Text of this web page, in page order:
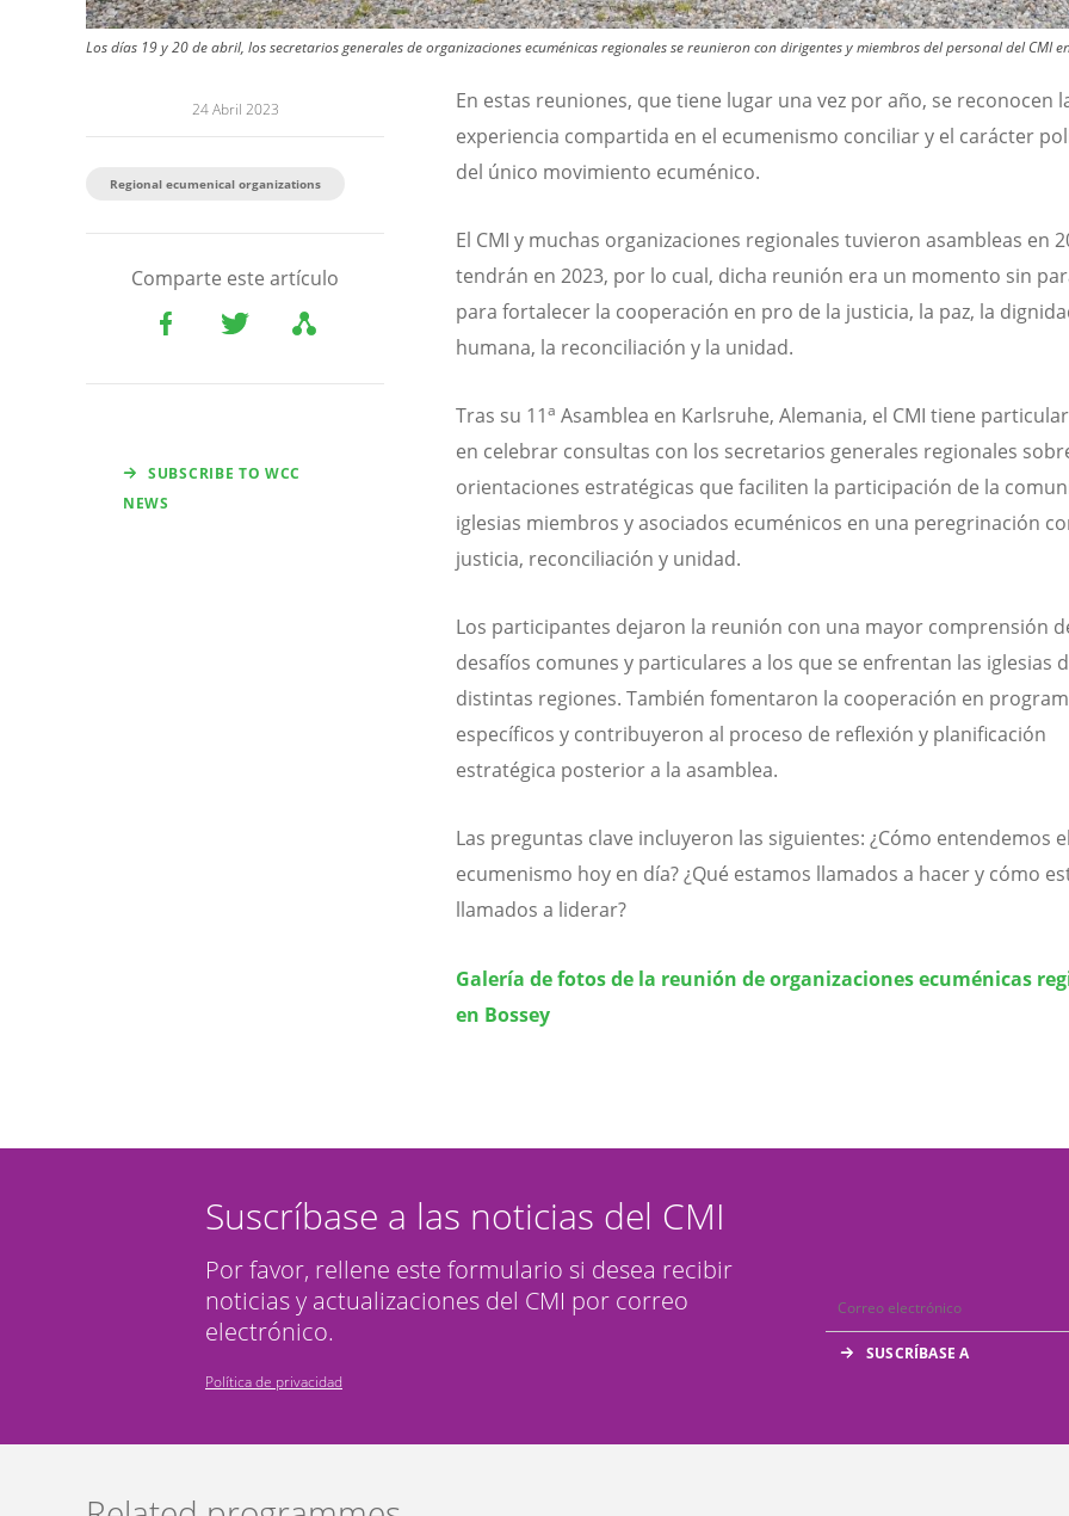
Los días 19 y 20 de abril, los secretarios generales de organizaciones ecuménicas regionales se reunieron con dirigentes y miembros del personal del CMI
24 Abril 2023
Regional ecumenical organizations
Comparte este artículo
SUBSCRIBE TO WCC
NEWS
En estas reuniones, que tiene lugar una vez por año, se reconocen
experiencia compartida en el ecumenismo conciliar y el carácter
del único movimiento ecuménico.
El CMI y muchas organizaciones regionales tuvieron asambleas en
tendrán en 2023, por lo cual, dicha reunión era un momento sin
para fortalecer la cooperación en pro de la justicia, la paz, la
humana, la reconciliación y la unidad.
Tras su 11a Asamblea en Karlsruhe, Alemania, el CMI tiene
en celebrar consultas con los secretarios generales regionales
orientaciones estratégicas que faciliten la participación de la
iglesias miembros y asociados ecuménicos en una peregrinación
justicia, reconciliación y unidad.
Los participantes dejaron la reunión con una mayor comprensión
desafíos comunes y particulares a los que se enfrentan las iglesias
distintas regiones. También fomentaron la cooperación en
específicos y contribuyeron al proceso de reflexión y planificación
estratégica posterior a la asamblea.
Las preguntas clave incluyeron las siguientes: ¿Cómo entendemos el
ecumenismo hoy en día? ¿Qué estamos llamados a hacer y cómo
llamados a liderar?
Galería de fotos de la reunión de organizaciones ecuménicas
en Bossey
Suscríbase a las noticias del CMI
Por favor, rellene este formulario si desea recibir
noticias y actualizaciones del CMI por correo
electrónico.
Política de privacidad